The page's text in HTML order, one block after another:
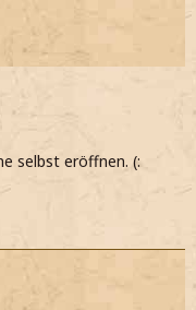
selbst eröffnen. (: